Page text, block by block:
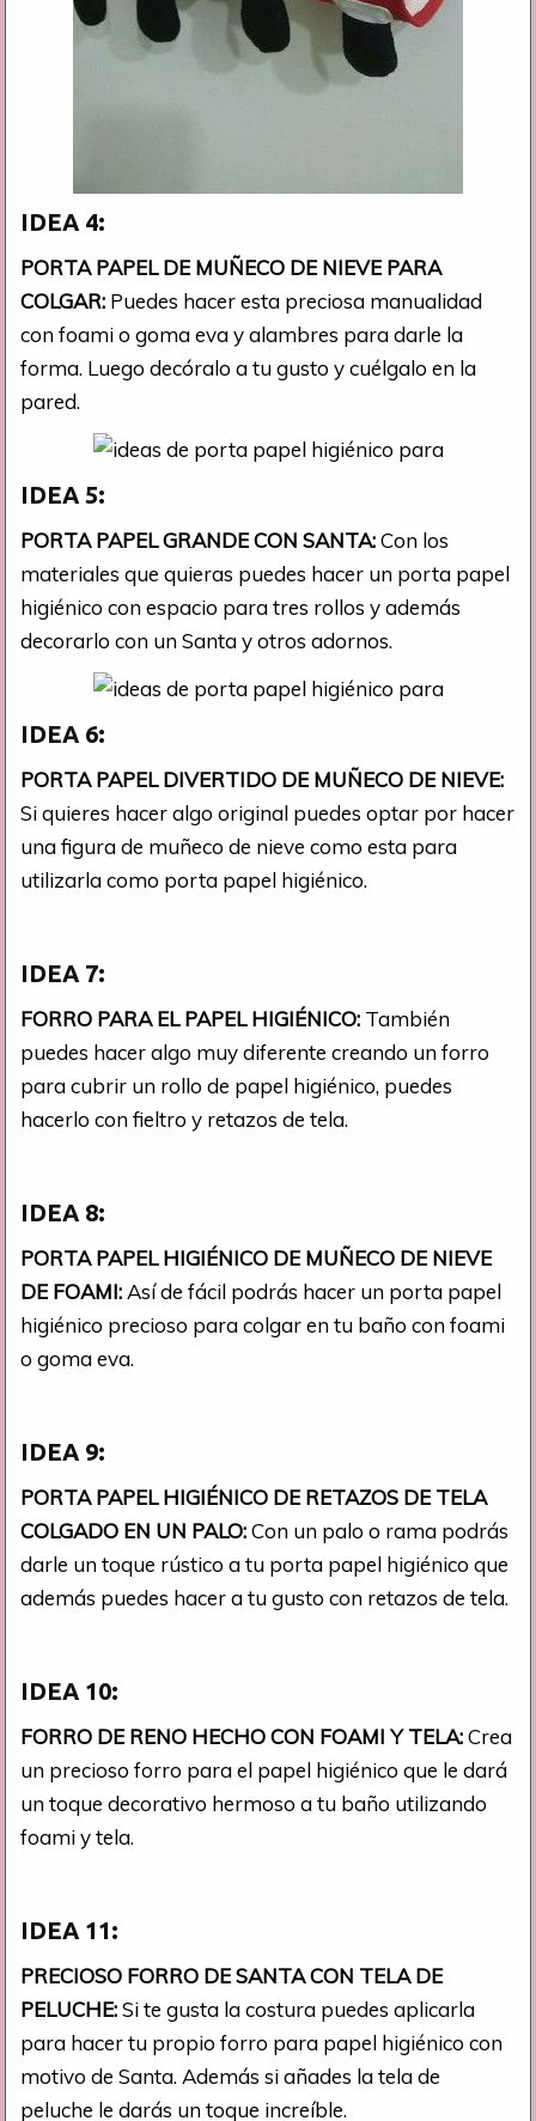
IDEA 4:
PORTA PAPEL DE MUÑECO DE NIEVE PARA
COLGAR: Puedes hacer esta preciosa manualidad
con foami o goma eva y alambres para darle la
forma. Luego decóralo a tu gusto y cuélgalo en la
pared.
IDEA 5:
PORTA PAPEL GRANDE CON SANTA:Con los
materiales que quieras puedes hacer un porta papel
higiénico con espacio para tres rollos y además
decorarlo con un Santa y otros adornos.
IDEA 6:
PORTA PAPEL DIVERTIDO DE MUÑECO DE NIEVE:
Si quieres hacer algo original puedes optar por hacer
una figura de muñeco de nieve como esta para
utilizarla como porta papel higiénico.
IDEA 7:
FORRO PARA EL PAPEL HIGIÉNICO: También
puedes hacer algo muy diferente creando un forro
para cubrir un rollo de papel higiénico, puedes
hacerlo con fieltro y retazos de tela.
IDEA 8:
PORTA PAPEL HIGIÉNICO DE MUÑECO DE NIEVE
DE FOAMI: Así de fácil podrás hacer un porta papel
higiénico precioso para colgar en tu baño con foami
o goma eva.
IDEA 9:
PORTA PAPEL HIGIÉNICO DE RETAZOS DE TELA
COLGADO EN UN PALO:Con un palo o rama podrás
darle un toque rústico a tu porta papel higiénico que
además puedes hacer a tu gusto con retazos de tela.
IDEA 10:
FORRO DE RENO HECHO CON FOAMI Y TELA:Crea
un precioso forro para el papel higiénico que le dará
un toque decorativo hermoso a tu baño utilizando
foami y tela.
IDEA 11:
PRECIOSO FORRO DE SANTA CON TELA DE
PELUCHE:Si te gusta la costura puedes aplicarla
para hacer tu propio forro para papel higiénico con
motivo de Santa. Además si añades la tela de
peluche le darás un toque increíble.